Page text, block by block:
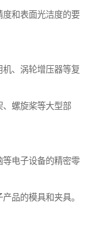
和表面光洁度的要
、涡轮增压器等复
螺旋桨等大型部
电子设备的精密零
品的模具和夹具。